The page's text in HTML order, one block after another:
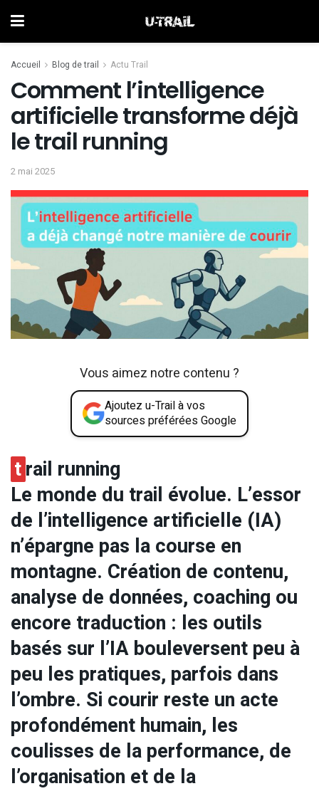
Accueil Blog de trail Actu Trail
Comment l’intelligence
artificielle transforme déjà
le trail running
2 mai 2025
Vous aimez notre contenu ?
Ajoutez u-Trail à vos
sources préférées Google
trail running
Le monde du trail évolue. L’essor
de l’intelligence artificielle (IA)
n’épargne pas la course en
montagne. Création de contenu,
analyse de données, coaching ou
encore traduction : les outils
basés sur l’IA bouleversent peu à
peu les pratiques, parfois dans
l’ombre. Si courir reste un acte
profondément humain, les
coulisses de la performance, de
l’organisation et de la